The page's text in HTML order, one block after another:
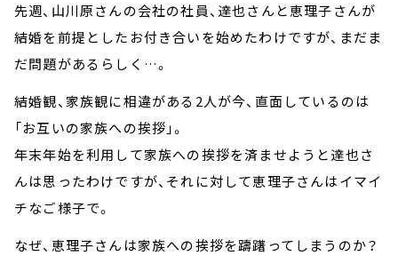
先週、山川原さんの会社の社員、達也さんと恵理子さんが
結婚を前提としたお付き合いを始めたわけですが、まだま
だ問題があるらしく…。
結婚観、家族観に相違がある2人が今、直面しているのは
「お互いの家族への挨拶」。
年末年始を利用して家族への挨拶を済ませようと達也さ
んは思ったわけですが、それに対して恵理子さんはイマイ
チなご様子で。
なぜ、恵理子さんは家族への挨拶を躊躇ってしまうのか？